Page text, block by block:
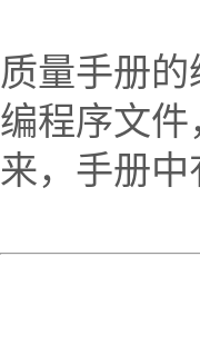
质量手册
编程序文
来，手册